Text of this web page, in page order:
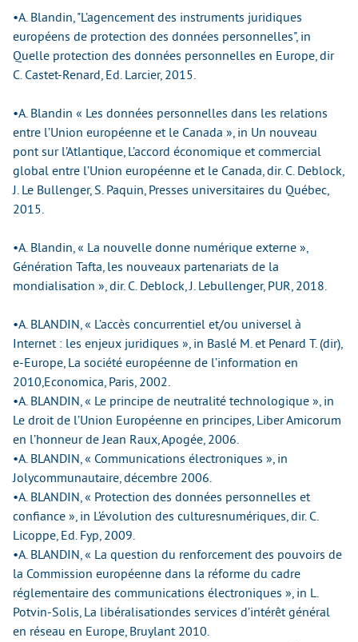
•A. Blandin, "L’agencement des instruments juridiques
européens de protection des données personnelles", in
Quelle protection des données personnelles en Europe, dir
C. Castet-Renard, Ed. Larcier, 2015.
•A. Blandin « Les données personnelles dans les relations
entre l’Union européenne et le Canada », in Un nouveau
pont sur l’Atlantique, L’accord économique et commercial
global entre l’Union européenne et le Canada, dir. C. Deblock,
J. Le Bullenger, S. Paquin, Presses universitaires du Québec,
2015.
•A. Blandin, « La nouvelle donne numérique externe »,
Génération Tafta, les nouveaux partenariats de la
mondialisation », dir. C. Deblock, J. Lebullenger, PUR, 2018.
•A. BLANDIN, « L’accès concurrentiel et/ou universel à
Internet : les enjeux juridiques », in Baslé M. et Penard T. (dir),
e-Europe, La société européenne de l’information en
2010,Economica, Paris, 2002.
•A. BLANDIN, « Le principe de neutralité technologique », in
Le droit de l’Union Européenne en principes, Liber Amicorum
en l’honneur de Jean Raux, Apogée, 2006.
•A. BLANDIN, « Communications électroniques », in
Jolycommunautaire, décembre 2006.
•A. BLANDIN, « Protection des données personnelles et
confiance », in L’évolution des culturesnumériques, dir. C.
Licoppe, Ed. Fyp, 2009.
•A. BLANDIN, « La question du renforcement des pouvoirs de
la Commission européenne dans la réforme du cadre
réglementaire des communications électroniques », in L.
Potvin-Solis, La libéralisationdes services d’intérêt général
en réseau en Europe, Bruylant 2010.